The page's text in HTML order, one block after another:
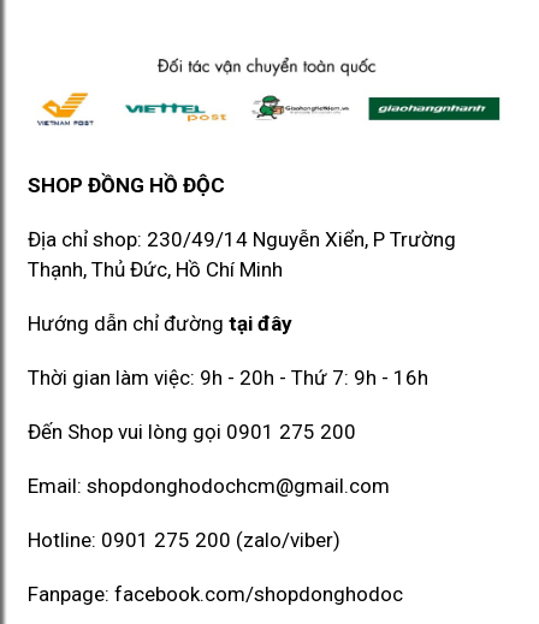
SHOP ĐỒNG HỒ ĐỘC
Địa chỉ shop: 230/49/14 Nguyễn Xiển, P Trường
Thạnh, Thủ Đức, Hồ Chí Minh​​
Hướng dẫn chỉ đường tại đây
Thời gian làm việc: 9h - 20h - Thứ 7: 9h - 16h
Đến Shop vui lòng gọi 0901 275 200
Email: shopdonghodochcm@gmail.com
Hotline: 0901 275 200 (zalo/viber)
Fanpage: facebook.com/shopdonghodoc